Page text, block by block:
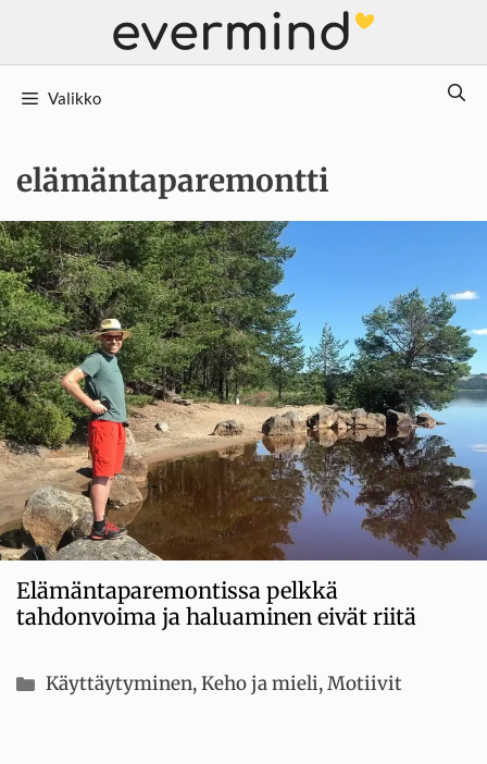
Valikko
elämäntaparemontti
Elämäntaparemontissa pelkkä
tahdonvoima ja haluaminen eivät riitä
Kategoriat
Käyttäytyminen,Keho ja mieli,Motiivit